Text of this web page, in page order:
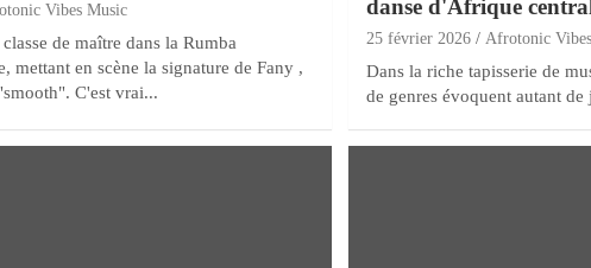
Vibes Music
de maître dans la Rumba
mettant en scène la signature de Fany ,
C'est vrai...
danse d'Afrique
25 février 2026 Afrotonic
Dans la riche tapisserie de
de genres évoquent autant